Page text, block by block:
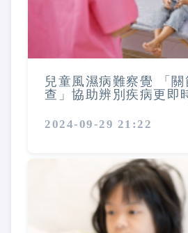
兒童風濕病難察覺 「關
查」協助辨別疾病更即
2024-09-29 21:22